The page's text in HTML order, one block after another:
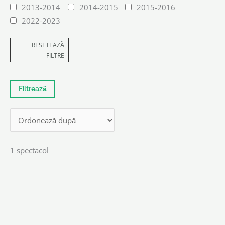
2013-2014 2014-2015
2015-2016
2022-2023
RESETEAZĂ
FILTRE
1 spectacol